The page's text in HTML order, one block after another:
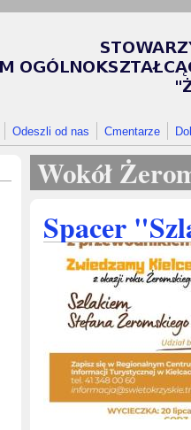
Odeszli od nas Cmentarze
Wokół
Spacer